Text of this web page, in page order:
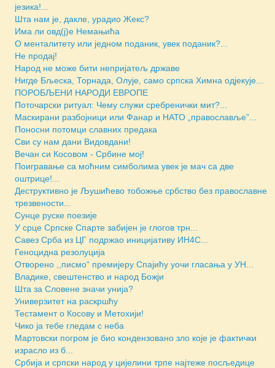
језика!...
Шта нам је, дакле, урадио Жекс?
Има ли овд(ј)е Немањића
О менталитету или једном поданик, увек поданик?...
Не продај!
Народ не може бити непријатељ државе
Нигде Бљеска, Торнада, Олује, само српска Химна одјекује...
ПОРОБЉЕНИ НАРОДИ ЕВРОПЕ
Поточарски ритуал: Чему служи сребренички мит?...
Маскирани разбојници или Фанар и НАТО „православље”...
Поносни потомци славних предака
Сви су нам дани Видовдани!
Вечан си Косовом - Србине мој!
Поигравање са моћним симболима увек је мач са две
оштрице!...
Деструктивно је Љушићево тобожње србство без православне
трезвености...
Сунце руске поезије
У срце Српске Спарте забијен је глогов трн...
Савез Срба из ЦГ подржао иницијативу ИН4С...
Геноцидна резолуција
Отворено ,,писмо“ премијеру Спајићу уочи гласања у УН...
Владике, свештенство и народ Божји
Шта за Словене значи унија?
Универзитет на раскршћу
Тестамент о Косову и Метохији!
Чико ја тебе гледам с неба
Мартовски погром је био кондензовано зло које је фактички
израсло из б...
Србија и српски народ у цијелини трпе најтеже посљедице